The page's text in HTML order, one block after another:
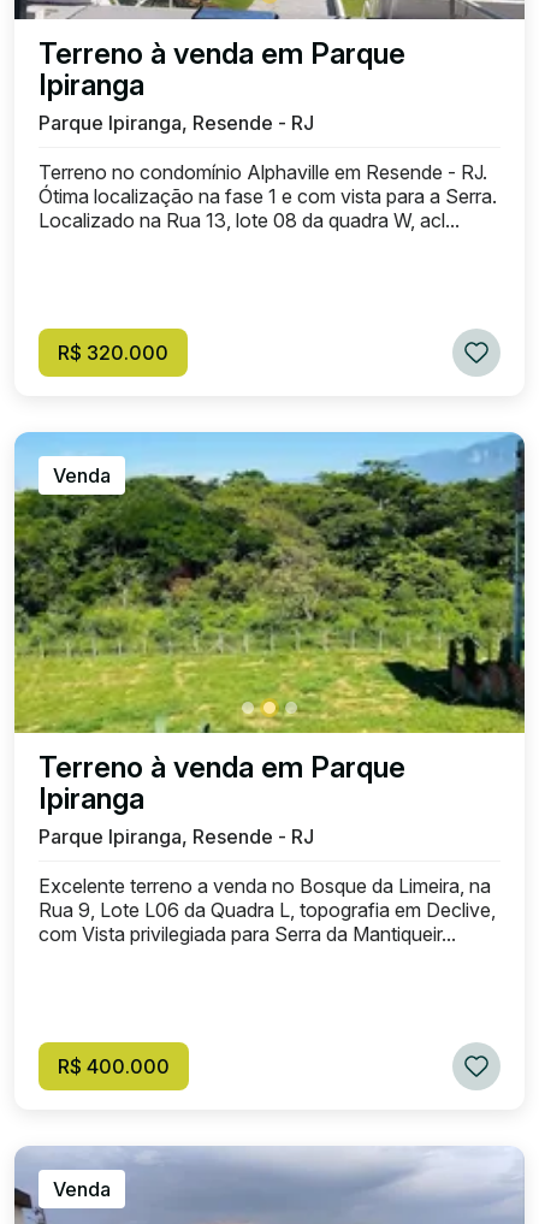
Terreno à venda em Parque
Ipiranga
Parque Ipiranga, Resende - RJ
Terreno no condomínio Alphaville em Resende - RJ.
Ótima localização na fase 1 e com vista para a Serra.
Localizado na Rua 13, lote 08 da quadra W, acl...
R$ 320.000
Venda
Terreno à venda em Parque
Ipiranga
Parque Ipiranga, Resende - RJ
Excelente terreno a venda no Bosque da Limeira, na
Rua 9, Lote L06 da Quadra L, topografia em Declive,
com Vista privilegiada para Serra da Mantiqueir...
R$ 400.000
Venda